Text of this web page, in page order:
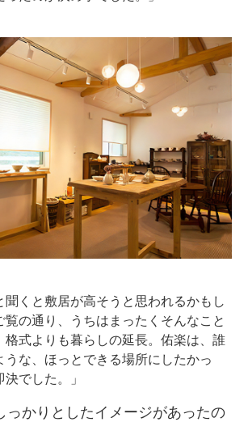
聞くと敷居が高そうと思われるかもし
覧の通り、うちはまったくそんなこと
格式よりも暮らしの延長。佑楽は、誰
うな、ほっとできる場所にしたかっ
でした。」
っかりとしたイメージがあったの